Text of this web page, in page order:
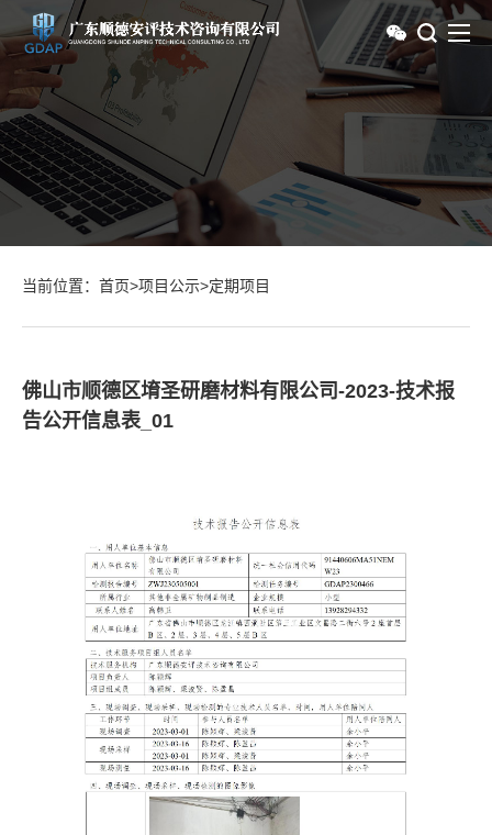
当前位置： 首页>项目公示>定期项目
佛山市顺德区堉圣研磨材料有限公司-2023-技术报
告公开信息表_01